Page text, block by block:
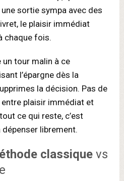
sortie sympa avec des
le plaisir immédiat
chaque fois.
un tour malin à ce
l’épargne dès la
la décision. Pas de
plaisir immédiat et
ce qui reste, c’est
librement.
classiquevs